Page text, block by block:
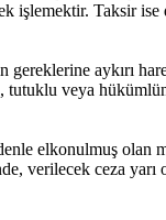
işlemektir. Taksir
aykırı
tutuklu veya
elkonulmuş olan
verilecek ceza